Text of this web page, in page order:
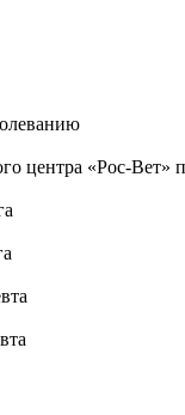
центра «Рос-Вет»